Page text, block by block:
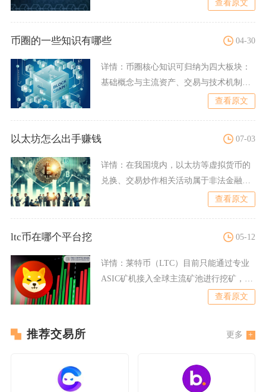
查看原文
币圈的一些知识有哪些 04-30
详情： 币圈核心知识可归纳为四大板块：
基础概念与主流资产、交易与技术机制、
查看原文
以太坊怎么出手赚钱 07-03
详情： 在我国境内，以太坊等虚拟货币的
兑换、交易炒作相关活动属于非法金融业
查看原文
ltc币在哪个平台挖 05-12
详情： 莱特币（LTC）目前只能通过专业
ASIC矿机接入全球主流矿池进行挖矿，普
查看原文
推荐交易所 更多